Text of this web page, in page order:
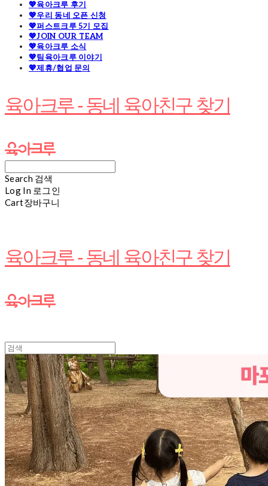
💖육아크루 후기
💖우리 동네 오픈 신청
💖퍼스트크루 5기 모집
💖JOIN OUR TEAM
💖육아크루 소식
💖팀육아크루 이야기
💖제휴/협업 문의
육아크루 - 동네 육아친구 찾기
Search 검색
Log In 로그인
Cart장바구니
육아크루 - 동네 육아친구 찾기